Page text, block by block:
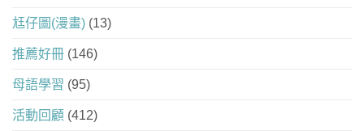
尪仔圖(漫畫) (13)
推薦好冊 (146)
母語學習 (95)
活動回顧 (412)